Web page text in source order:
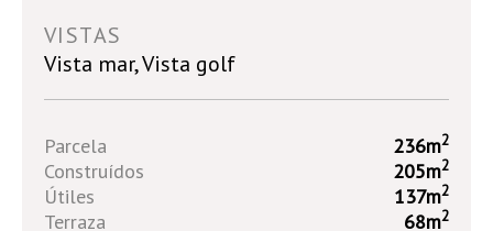
VISTAS
Vista mar, Vista golf
Parcela 236m2
Construídos 205m2
Útiles 137m2
Terraza 68m2